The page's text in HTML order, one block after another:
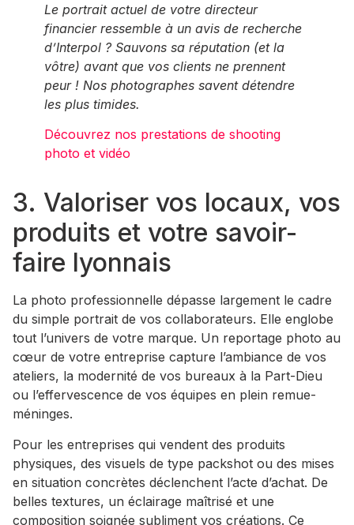
Le portrait actuel de votre directeur
financier ressemble à un avis de recherche
d’Interpol ? Sauvons sa réputation (et la
vôtre) avant que vos clients ne prennent
peur ! Nos photographes savent détendre
les plus timides.
Découvrez nos prestations de shooting
photo et vidéo
3. Valoriser vos locaux, vos
produits et votre savoir-
faire lyonnais
La photo professionnelle dépasse largement le cadre
du simple portrait de vos collaborateurs. Elle englobe
tout l’univers de votre marque. Un reportage photo au
cœur de votre entreprise capture l’ambiance de vos
ateliers, la modernité de vos bureaux à la Part-Dieu
ou l’effervescence de vos équipes en plein remue-
méninges.
Pour les entreprises qui vendent des produits
physiques, des visuels de type packshot ou des mises
en situation concrètes déclenchent l’acte d’achat. De
belles textures, un éclairage maîtrisé et une
composition soignée subliment vos créations. Ce